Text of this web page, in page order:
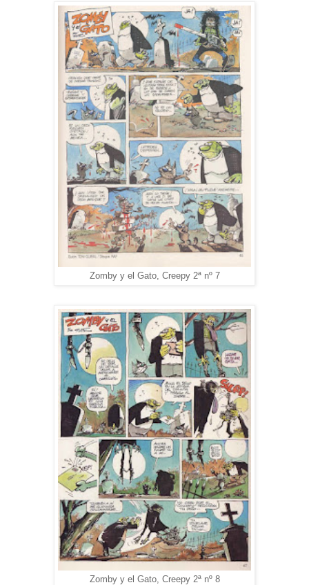
Zomby y el Gato, Creepy 2ª nº 7
Zomby y el Gato, Creepy 2ª nº 8